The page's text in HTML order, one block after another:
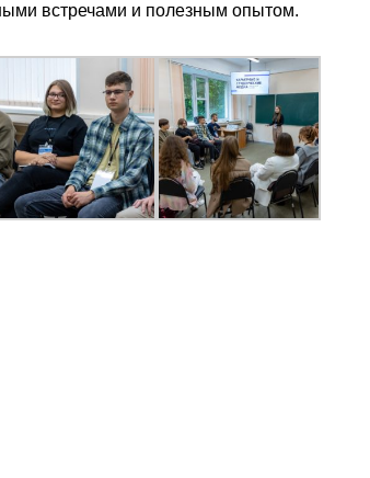
встречами и полезным опытом.